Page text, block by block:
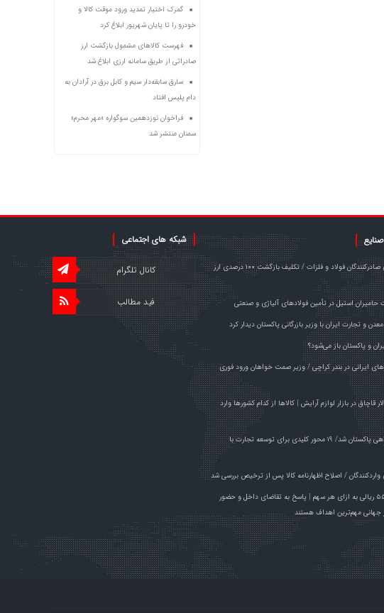
گمرک اختیار تمدید ورود موقت کالا و
خودرو را تا پایان شهریور ابلاغ کرد
فهرست کالاهای مشمول بازگشت ارز
صادراتی از طریق سامانه ارزی ابلاغ شد
سارق سابقه‌دار سیم و کابل برق در آرادان به
دام پلیس افتاد
فراخوان نوزدهمین سوگواره «مهر محرم»
سمنان منتشر شد
خبر مهم برای صادرکنندگان فولاد و فلزات / تکلیف بازگشت ۱۰۰ درصدی ارز
استیل در تأمین فولادهای آلیاژی و صنعتی
و تجارت ایران با وزیر بازرگانی پاکستان دیدار کرد
و پاکستان باز می‌شود؟
ایرانی در بندر کراچی / وزیر صمت خواهان ورود فوری
دلار قاچاق در بازار لوازم آرایش | کالاها از کدام کشورها وارد
وزیر صمت راهی پاکستان شد/ ۱۹ محور کلیدی برای توسعه تجارت با
واردکنندگان / اصلاح اظهارنامه کالا پس از ترخیص بررسی شد
تقسیم سود ۵۵ ریالی به ازای هر سهم | پاسخ به تقاضای داخل و حضور
جهانی مهم‌ترین اهداف هستند
شبکه های اجتماعی
کانال تلگرام
فید مطالب